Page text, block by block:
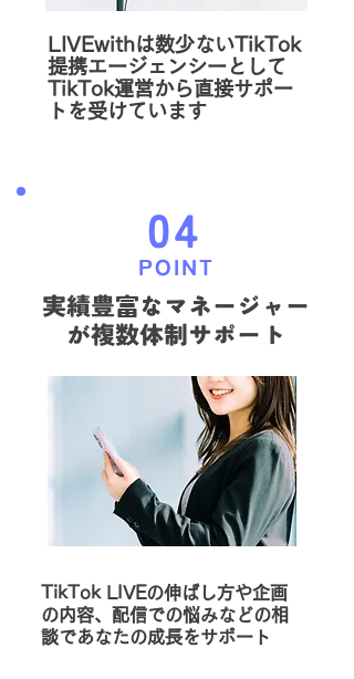
LIVEwithは数少ないTikTok
提携エージェンシーとして
TikTok運営から直接サポー
トを受けています
POINT
04
実績豊富なマネージャー
が​複数体制サポート
TikTok LIVEの伸ばし方や企画
の内容、配信での悩みなどの相
談であなたの成長をサポート